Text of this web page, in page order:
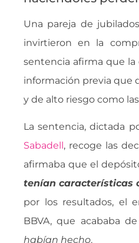
Una pareja de
invirtieron en la
sentencia afirma que
información previa que
y de alto riesgo como
La sentencia, dictada
Sabadell , recoge las
afirmaba que el
tenían características
por los resultados, el
BBVA, que acababa de
habían hecho.